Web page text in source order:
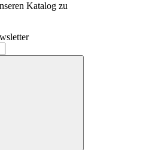
Katalog zu